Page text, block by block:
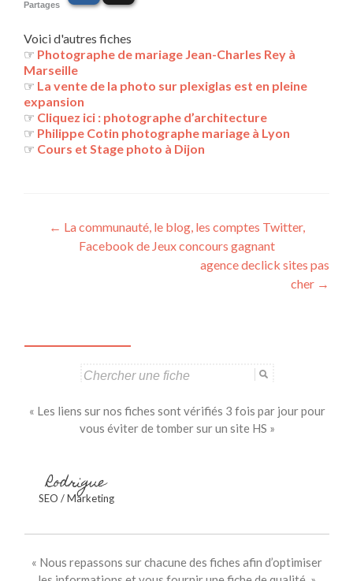
Partages
Voici d'autres fiches
☞ Photographe de mariage Jean-Charles Rey à
Marseille
☞ La vente de la photo sur plexiglas est en pleine
expansion
☞ Cliquez ici : photographe d’architecture
☞ Philippe Cotin photographe mariage à Lyon
☞ Cours et Stage photo à Dijon
Navigation
← La communauté, le blog, les comptes Twitter,
Facebook de Jeux concours gagnant
agence declick sites pas
cher →
« Les liens sur nos fiches sont vérifiés 3 fois par jour pour
vous éviter de tomber sur un site HS »
Rodrigue
SEO / Marketing
« Nous repassons sur chacune des fiches afin d’optimiser